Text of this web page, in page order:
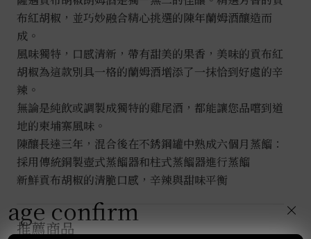
布紅胡椒，並巧妙融合精心挑選的陳年蘭姆酒釀造而
成。
風味獨特，口感清新，帶有甜美的果香，美味的貢布紅
胡椒為這款別具一格的蘭姆酒增添了一抹恰到好處的辛
辣。
無論是純飲或調製成獨特的雞尾酒，都能讓您品嚐到道
地的柬埔寨風味。
陳釀長達三年，混合後在不銹鋼罐中熟成六個月蒸餾：
採用傳統銅製壺式蒸餾器和柱式蒸餾器進行蒸餾
新鮮貢布胡椒的清脆口感，辛辣與甜味平衡
推薦商品
age confirm ×